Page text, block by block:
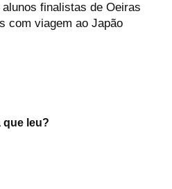
alunos finalistas de Oeiras
com viagem ao Japão
que leu?